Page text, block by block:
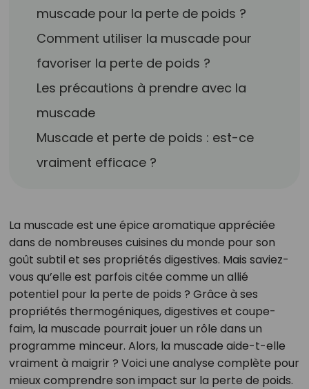
muscade pour la perte de poids ?
Comment utiliser la muscade pour
favoriser la perte de poids ?
Les précautions à prendre avec la
muscade
Muscade et perte de poids : est-ce
vraiment efficace ?
La muscade est une épice aromatique appréciée
dans de nombreuses cuisines du monde pour son
goût subtil et ses propriétés digestives. Mais saviez-
vous qu’elle est parfois citée comme un allié
potentiel pour la perte de poids ? Grâce à ses
propriétés thermogéniques, digestives et coupe-
faim, la muscade pourrait jouer un rôle dans un
programme minceur. Alors, la muscade aide-t-elle
vraiment à maigrir ? Voici une analyse complète pour
mieux comprendre son impact sur la perte de poids.